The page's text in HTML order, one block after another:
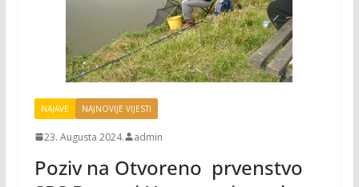
NAJAVE NAJNOVIJE VIJESTI
23. Augusta 2024. admin
Poziv na Otvoreno prvenstvo